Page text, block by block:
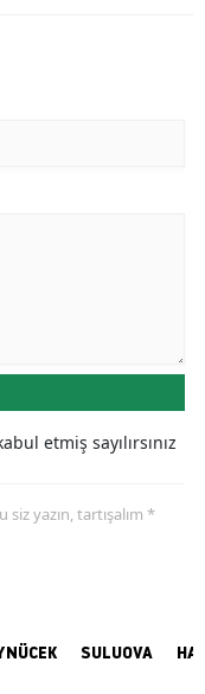
etmiş sayılırsınız
yazın, tartışalım *
SULUOVA